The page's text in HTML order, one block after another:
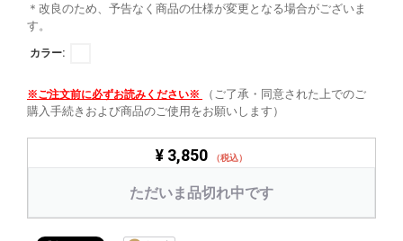
＊改良のため、予告なく商品の仕様が変更となる場合がございま
す。
カラー:
※ご注文前に必ずお読みください※
（ご了承・同意された上でのご
購入手続きおよび商品のご使用をお願いします）
¥ 3,850 （税込）
ただいま品切れ中です